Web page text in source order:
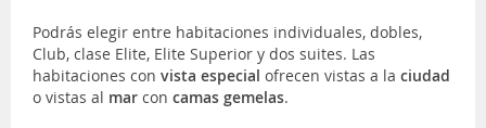
Podrás elegir entre habitaciones individuales, dobles,
Club, clase Elite, Elite Superior y dos suites. Las
habitaciones con vista especial ofrecen vistas a la ciudad
o vistas al mar con camas gemelas.